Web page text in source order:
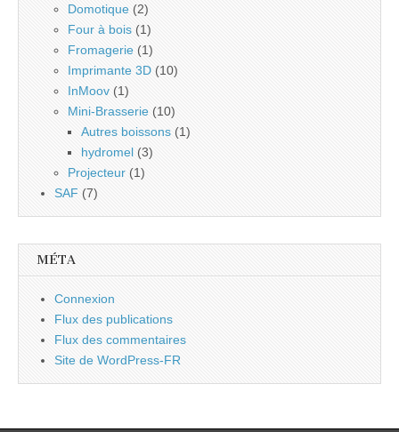
Domotique (2)
Four à bois (1)
Fromagerie (1)
Imprimante 3D (10)
InMoov (1)
Mini-Brasserie (10)
Autres boissons (1)
hydromel (3)
Projecteur (1)
SAF (7)
MÉTA
Connexion
Flux des publications
Flux des commentaires
Site de WordPress-FR